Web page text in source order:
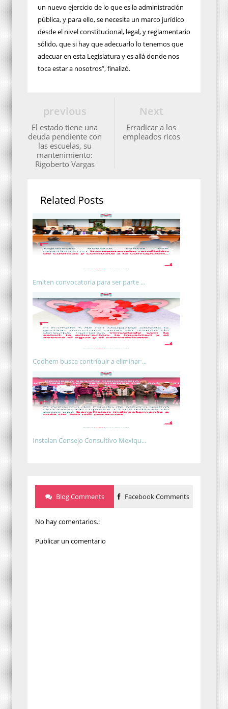
un nuevo ejercicio de lo que es la administración
pública, y para ello, se necesita un marco jurídico
desde el nivel constitucional, legal, y reglamentario
sólido, que si hay que adecuarlo lo tenemos que
adecuar en esta Legislatura y es allá donde nos
toca estar a nosotros”, finalizó.
Next
Erradicar a los
empleados ricos
previous
El estado tiene una
deuda pendiente con
las escuelas, su
mantenimiento:
Rigoberto Vargas
Related Posts
Emiten convocatoria para ser parte ...
Codhem busca contribuir a eliminar ...
Instalan Consejo Consultivo Mexiqu...
Blog Comments Facebook Comments
No hay comentarios.:
Publicar un comentario